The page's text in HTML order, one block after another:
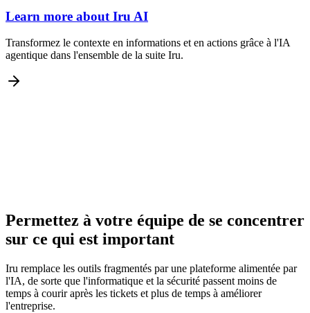
Learn more about Iru AI
Transformez le contexte en informations et en actions grâce à l'IA
agentique dans l'ensemble de la suite Iru.
Permettez à votre équipe de se concentrer
sur ce qui est important
Iru remplace les outils fragmentés par une plateforme alimentée par
l'IA, de sorte que l'informatique et la sécurité passent moins de
temps à courir après les tickets et plus de temps à améliorer
l'entreprise.